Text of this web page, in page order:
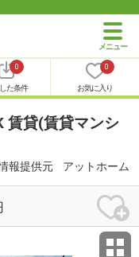
0
た条件
0
お気に入り
賃貸(賃貸マンシ
報提供元 アットホーム